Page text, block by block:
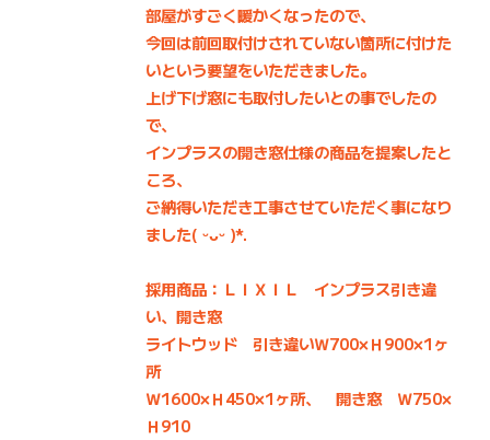
部屋がすごく暖かくなったので、
今回は前回取付けされていない箇所に付けた
いという要望をいただきました。
上げ下げ窓にも取付したいとの事でしたの
で、
インプラスの開き窓仕様の商品を提案したと
ころ、
ご納得いただき工事させていただく事になり
ました( ᵕᴗᵕ )*.
採用商品：ＬＩＸＩＬ インプラス引き違
い、開き窓
ライトウッド 引き違いＷ700×Ｈ900×1ヶ
所
Ｗ1600×Ｈ450×1ヶ所、 開き窓 Ｗ750×
Ｈ910